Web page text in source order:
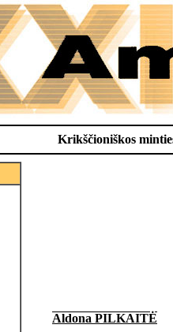
Krikščioniškos
Aldona PILKAITĖ